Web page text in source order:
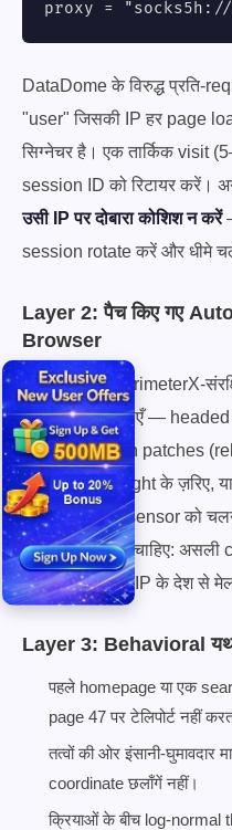
proxy = "socks5h://
DataDome के विरुद्ध प्रति-
"user" जिसकी IP हर page
सिग्नेचर है। एक तार्किक visit
session ID को रिटायर करें।
उसी IP पर दोबारा कोशिश न करें
session rotate करें और धीमे
Layer 2: पैच किए गए
Browser
DataDome/PerimeterX-
Chromium चलाएँ —
CDP-detection patches
के साथ Playwright के ज़रिए,
browser। JS sensor को
कहानी पैदा करनी चाहिए:
metrics, proxy IP के देश से
Layer 3: Behavioral
पहले homepage या एक
page 47 पर टेलिपोर्ट नहीं
तत्वों की ओर इंसानी-
coordinate छलाँगें नहीं।
क्रियाओं के बीच log-normal